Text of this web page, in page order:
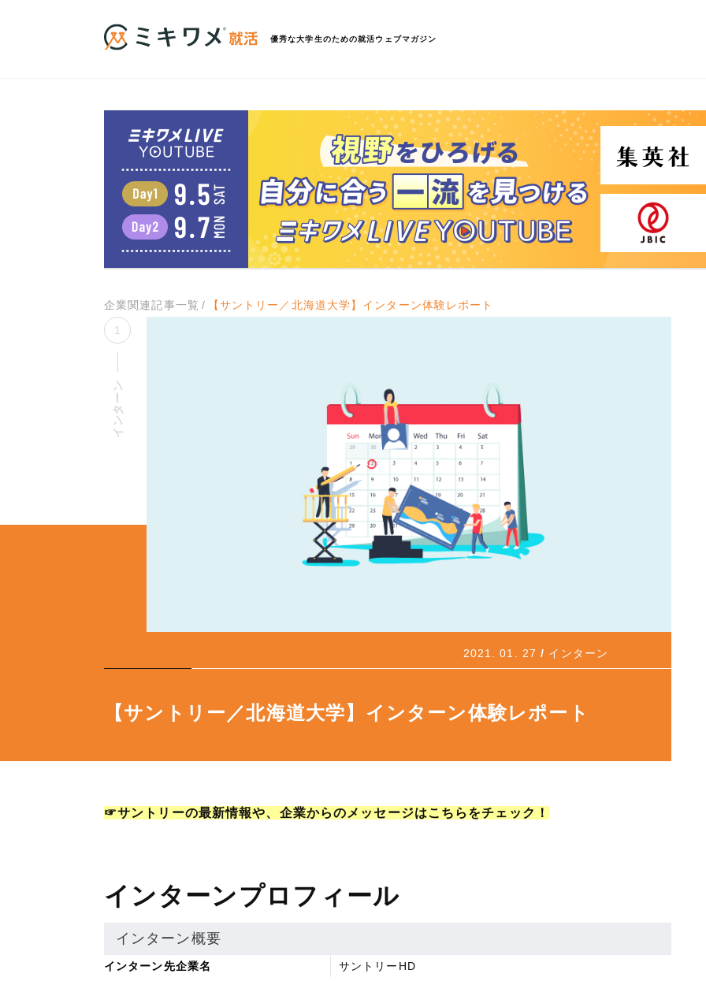
優秀な大学生のための就活ウェブマガジン
企業関連記事一覧 【サントリー／北海道大学】インターン体験レポート
インターン
2021. 01. 27 インターン
【サントリー／北海道大学】インターン体験レポート
☞サントリーの最新情報や、企業からのメッセージはこちらをチェック！
インターンプロフィール
インターン概要
インターン先企業名 サントリーHD